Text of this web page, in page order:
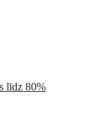
līdz 80%